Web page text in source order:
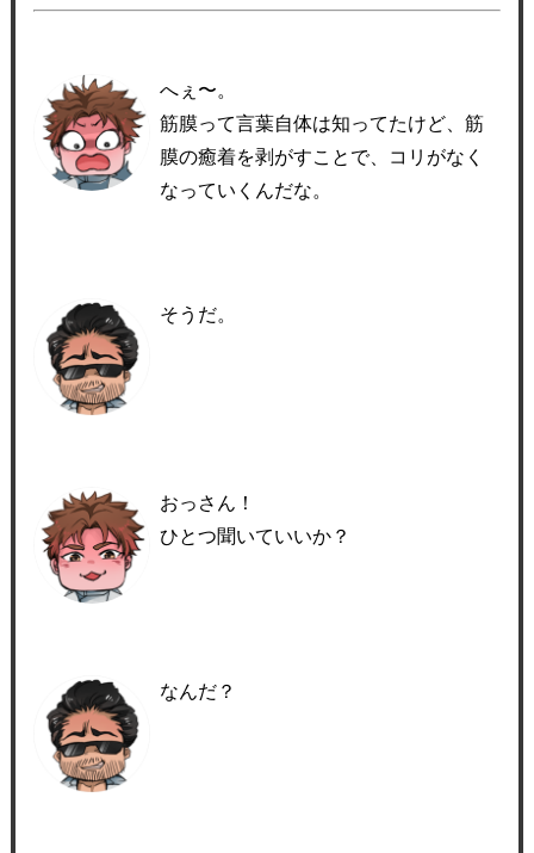
へぇ〜。
筋膜って言葉自体は知ってたけど、筋
膜の癒着を剥がすことで、コリがなく
なっていくんだな。
そうだ。
おっさん！
ひとつ聞いていいか？
なんだ？